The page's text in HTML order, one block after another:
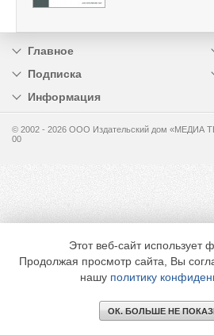
Главное
Подписка
Информация
© 2002 - 2026 OOO Издательский дом «МЕДИА
00
Этот веб-сайт использует
Продолжая просмотр сайта, Вы
нашу политику
ОК. БОЛЬШЕ НЕ